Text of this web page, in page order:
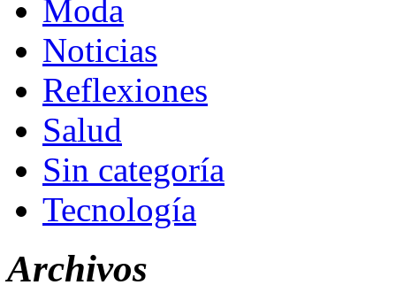
Moda
Noticias
Reflexiones
Salud
Sin categoría
Tecnología
Archivos